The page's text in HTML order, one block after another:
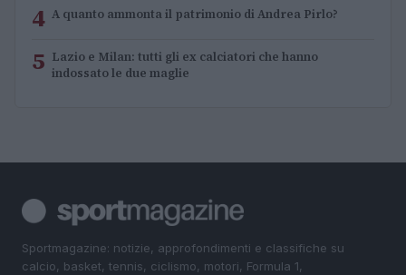
4 A quanto ammonta il patrimonio di Andrea Pirlo?
5 Lazio e Milan: tutti gli ex calciatori che hanno
indossato le due maglie
Sportmagazine: notizie, approfondimenti e classifiche su
calcio, basket, tennis, ciclismo, motori, Formula 1,